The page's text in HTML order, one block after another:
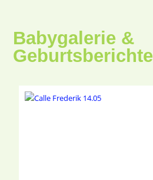
Babygalerie &
Geburtsberichte